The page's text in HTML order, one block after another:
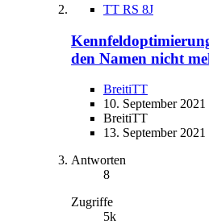
TT RS 8J
den Namen nicht
BreitiTT
10. September
BreitiTT
13. September 2021
Antworten
8
Zugriffe
5k